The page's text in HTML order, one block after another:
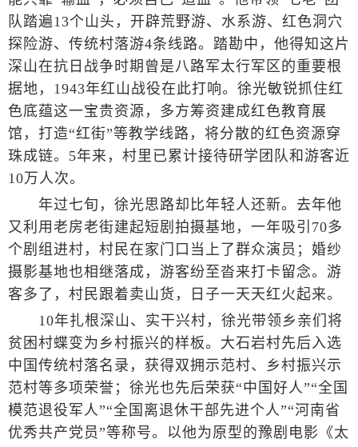
队踏遍13个山头，开辟荒野游、水系游、红色洞穴
探险游、传统村落游4条线路。踏勘中，他得知这片
深山在抗日战争时期曾是八路军太行军区的重要根
据地，1943年红山战役在此打响。徐光敏锐抓住红
色底蕴这一宝贵资源，多方筹资建成红色教育展
馆，打造“红街”等教学线路，将分散的红色资源穿
珠成链。5年来，村里已累计接待研学团队和游客近
10万人次。
年过七旬，徐光思路却比年轻人还新。去年他
又利用老房老街建起短剧拍摄基地，一年吸引70多
个剧组进村，村民在家门口当上了群众演员；婚纱
摄影基地也相继落成，游客纷至沓来打卡留念。游
客多了，村民跟着卖山货，日子一天天红火起来。
10年扎根深山、实干兴村，徐光带领乡亲们将
贫困村蝶变为乡村振兴的样板。大石岩村先后入选
中国传统村落名录，获得双拥示范村、乡村振兴示
范村等多项荣誉；徐光也先后荣获“中国好人”“全国
模范退役军人”“全国离退休干部先进个人”“河南省
优秀共产党员”等称号。以他为原型的豫剧电影《太